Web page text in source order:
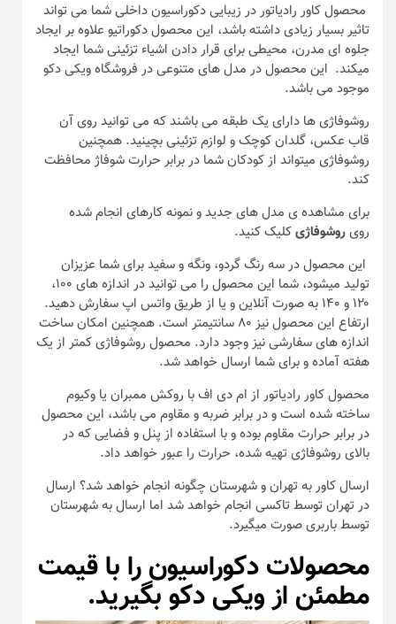
محصول کاور رادیاتور در زیبایی دکوراسیون داخلی شما می تواند
تاثیر بسیار زیادی داشته باشد، این محصول دکوراتیو علاوه بر ایجاد
جلوه ای مدرن، محیطی برای قرار دادن اشیاء تزئینی شما ایجاد
میکند. این محصول در مدل های متنوعی در فروشگاه ویکی دکو
موجود می باشد.
روشوفاژی ها دارای یک طبقه می باشند که می توانید روی آن
قاب عکس، گلدان کوچک و لوازم تزئینی بچینید. همچنین
روشوفاژی میتواند از کودکان شما در برابر حرارت شوفاژ محافظت
کند.
برای مشاهده ی مدل های جدید و نمونه کارهای انجام شده
رویروشوفاژیکلیک کنید.
این محصول در سه رنگ گردو، ونگه و سفید برای شما عزیزان
تولید میشود، شما این محصول را می توانید در اندازه های ۱۰۰،
۱۲۰ و ۱۴۰ به صورت آنلاین و یا از طریق واتس اپ سفارش دهید.
ارتفاع این محصول نیز ۸۰ سانتیمتر است. همچنین امکان ساخت
اندازه های سفارشی نیز وجود دارد. محصول روشوفاژی کمتر از یک
هفته آماده و برای شما ارسال خواهد شد.
محصول کاور رادیاتور از ام دی اف با روکش ممبران یا وکیوم
ساخته شده است و در برابر ضربه و مقاوم می باشد، این محصول
در برابر حرارت مقاوم بوده و با استفاده از پنل و فضایی که در
بالای روشوفاژی تهیه شده، حرارت را عبور خواهد داد.
ارسال کاور به تهران و شهرستان چگونه انجام خواهد شد؟ ارسال
در تهران توسط تاکسی انجام خواهد شد اما ارسال به شهرستان
توسط باربری صورت میگیرد.
محصولات دکوراسیون را با قیمت
مطمئن از ویکی دکو بگیرید.